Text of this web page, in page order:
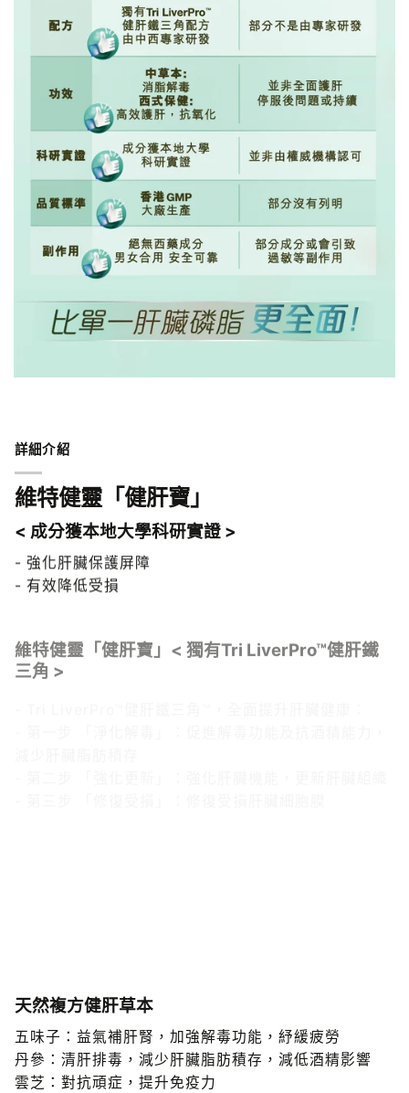
詳細介紹
維特健靈「健肝寶」
< 成分獲本地大學科研實證 >
- 強化肝臟保護屏障
- 有效降低受損
維特健靈「健肝寶」< 獨有Tri LiverPro™健肝鐵
三角 >
天然複方健肝草本
五味子：益氣補肝腎，加強解毒功能，紓緩疲勞
丹參：清肝排毒，減少肝臟脂肪積存，減低酒精影響
雲芝：對抗頑症，提升免疫力